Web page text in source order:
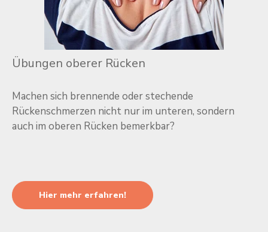
Übungen oberer Rücken
Machen sich brennende oder stechende
Rückenschmerzen nicht nur im unteren, sondern
auch im oberen Rücken bemerkbar?
Hier mehr erfahren!